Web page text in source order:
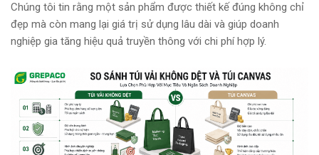
Chúng tôi tin rằng một sản phẩm được thiết kế đúng không chỉ
đẹp mà còn mang lại giá trị sử dụng lâu dài và giúp doanh
nghiệp gia tăng hiệu quả truyền thông với chi phí hợp lý.